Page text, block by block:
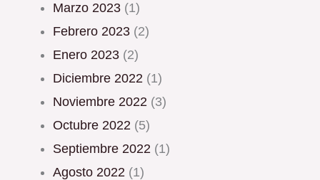
marzo 2023 (1)
febrero 2023 (2)
enero 2023 (2)
diciembre 2022 (1)
noviembre 2022 (3)
octubre 2022 (5)
septiembre 2022 (1)
agosto 2022 (1)